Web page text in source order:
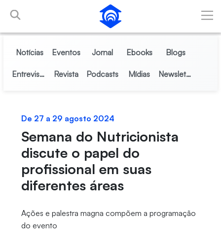
Pular para o Conteúdo principal
Notícias Eventos Jornal Ebooks Blogs
Entrevistas Revista Podcasts Mídias Newsletter
De 27 a 29 agosto 2024
Semana do Nutricionista
discute o papel do
profissional em suas
diferentes áreas
Ações e palestra magna compõem a programação
do evento